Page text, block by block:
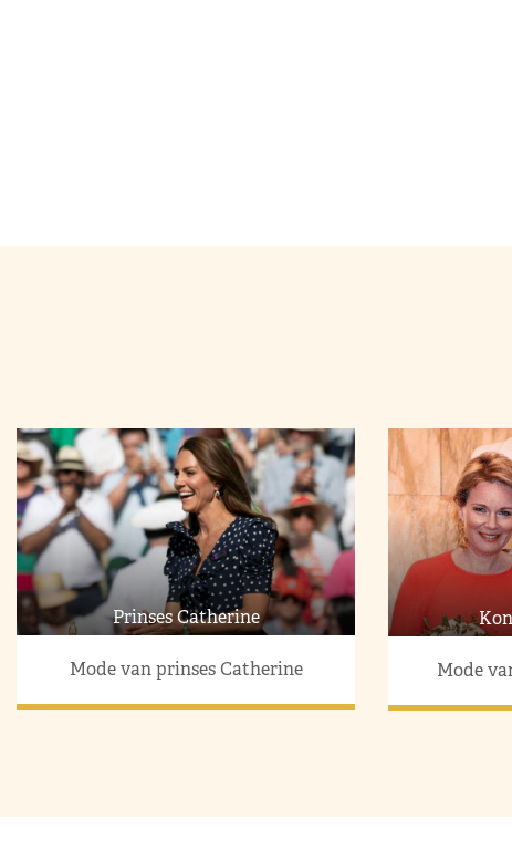
Prinses Catherine
Mode van prinses Catherine Mode